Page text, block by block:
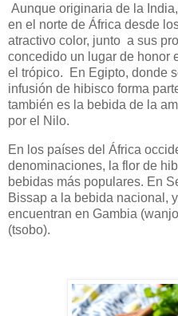
Aunque originaria de la
en el norte de África desde
atractivo color, junto a sus
concedido un lugar de honor
el trópico.
En Egipto, donde
infusión de hibisco forma
también es la bebida de la
por el Nilo.
En los países del África
denominaciones, la flor de
bebidas más populares. En
Bissap a la bebida nacional,
encuentran en Gambia
(tsobo).